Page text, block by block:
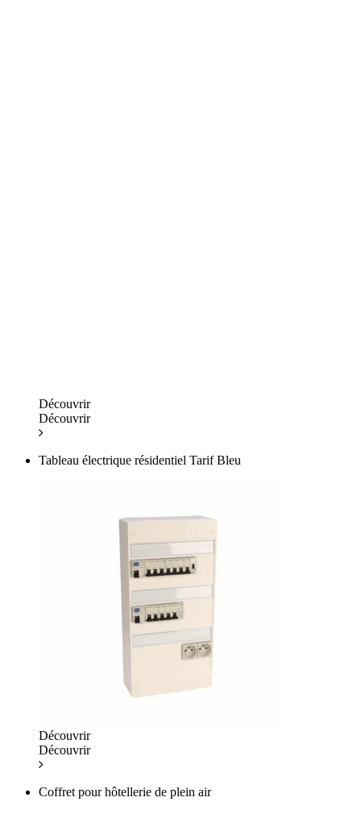
Découvrir
Découvrir
Tableau électrique résidentiel Tarif Bleu
Découvrir
Découvrir
Coffret pour hôtellerie de plein air